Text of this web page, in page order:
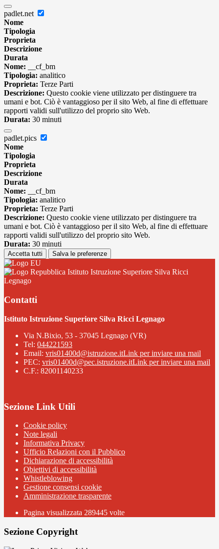
padlet.net
Nome
Tipologia
Proprieta
Descrizione
Durata
Nome: __cf_bm
Tipologia: analitico
Proprieta: Terze Parti
Descrizione: Questo cookie viene utilizzato per distinguere tra
umani e bot. Ciò è vantaggioso per il sito Web, al fine di effettuare
rapporti validi sull'utilizzo del proprio sito Web.
Durata: 30 minuti
padlet.pics
Nome
Tipologia
Proprieta
Descrizione
Durata
Nome: __cf_bm
Tipologia: analitico
Proprieta: Terze Parti
Descrizione: Questo cookie viene utilizzato per distinguere tra
umani e bot. Ciò è vantaggioso per il sito Web, al fine di effettuare
rapporti validi sull'utilizzo del proprio sito Web.
Durata: 30 minuti
Accetta tutti Salva le preferenze
Istituto Istruzione Superiore Silva Ricci
Legnago
Contatti
Istituto Istruzione Superiore Silva Ricci Legnago
Via N.Bixio, 53 - 37045 Legnago (VR)
Tel: 044221593
Email: vris01400d@istruzione.itLink per inviare una mail
PEC: vris01400d@pec.istruzione.itLink per inviare una mail
C.F.: 82001140233
Sezione Link Utili
Cookie policy
Note legali
Informativa Privacy
Ufficio Relazioni con il Pubblico
Dichiarazione di accessibilità
Obiettivi di accessibilità
Whistleblowing
Gestione consensi cookie
Amministrazione trasparente
Pagina visualizzata 289445 volte
Sezione Copyright